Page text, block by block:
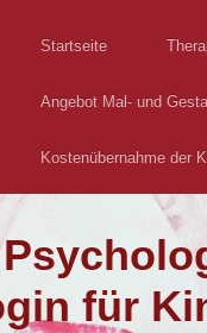
Startseite
Angebot Mal- und
Kostenübernahme der
für